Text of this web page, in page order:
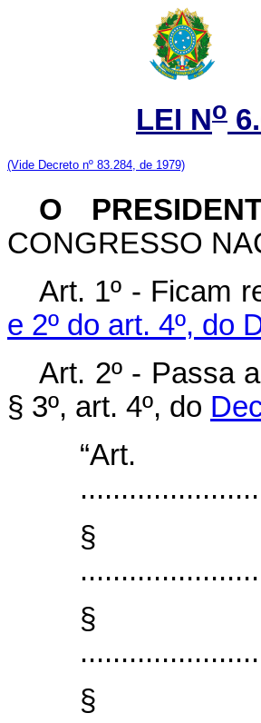
LEI No
(Vide Decreto nº 83.284, de 1979)
O
CONGRESSO
Art. 1º - Ficam
e 2º do art. 4º, do
Art. 2º - Passa
§ 3º, art. 4º, do
§
§
§